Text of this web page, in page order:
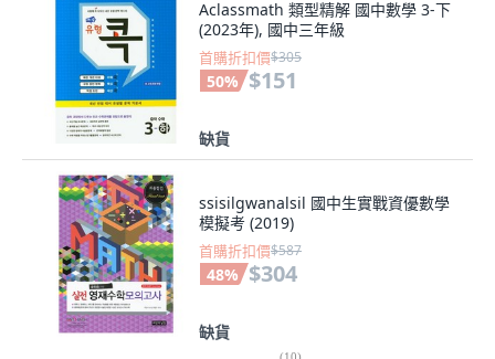
Aclassmath 類型精解 國中數學 3-下
(2023年), 國中三年級
首購折扣價$305
50% $151
缺貨
ssisilgwanalsil 國中生實戰資優數學
模擬考 (2019)
首購折扣價$587
48% $304
缺貨
(10)